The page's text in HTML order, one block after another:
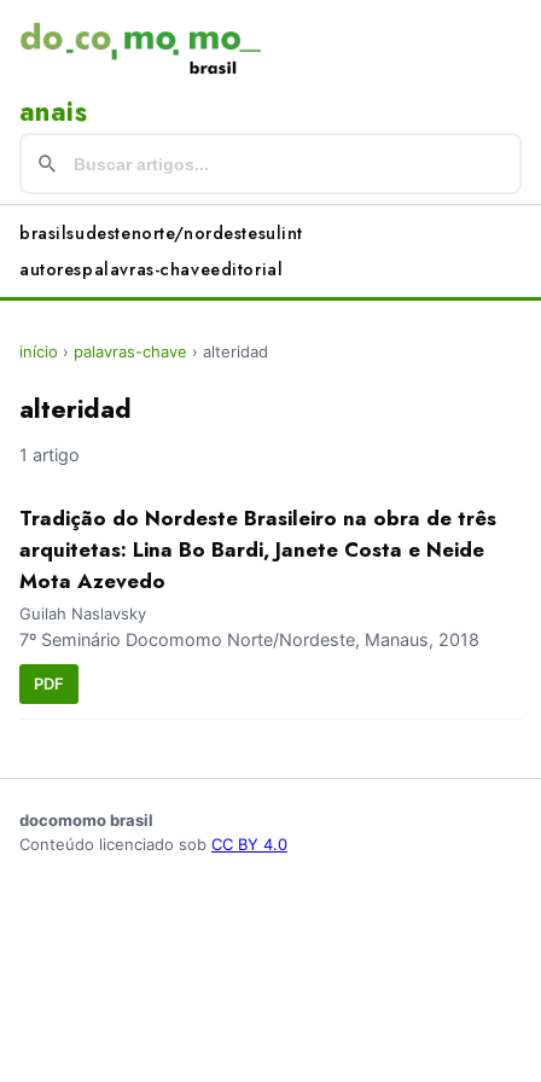
anais
brasilsudestenorte/nordestesulint
autorespalavras-chaveeditorial
início › palavras-chave › alteridad
alteridad
1 artigo
Tradição do Nordeste Brasileiro na obra de três
arquitetas: Lina Bo Bardi, Janete Costa e Neide
Mota Azevedo
Guilah Naslavsky
7º Seminário Docomomo Norte/Nordeste, Manaus, 2018
PDF
docomomo brasil
Conteúdo licenciado sob CC BY 4.0